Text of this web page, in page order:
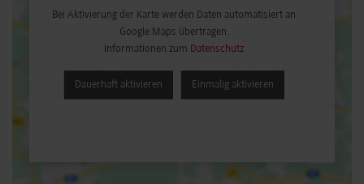
Bei Aktivierung der Karte werden Daten automatisiert an
Google Maps übertragen.
Informationen zum Datenschutz
Dauerhaft aktivieren Einmalig aktivieren